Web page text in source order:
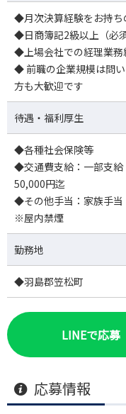
◆月次決算経験をお持ち
◆日商簿記2級以上（必
◆上場会社での経理業務
◆ 前職の企業規模は問
方も大歓迎です
待遇・福利厚生
◆各種社会保険等
◆交通費支給：一部支
50,000円迄
◆その他手当：家族手当
※屋内禁煙
勤務地
◆羽島郡笠松町
LINEで応募
応募情報